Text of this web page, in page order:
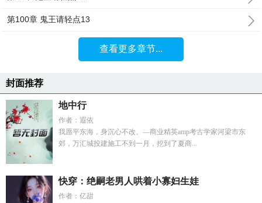
第100章 鬼王请轻点13
查看更多章节...
封面推荐
地中行
作者：遐依
我愿平东海，身沉心不改。—商业精英amp考古学家河梁市东
郊，万汇城投建施工不到一月，挖到了夏商...
快穿：绝嗣老男人哄着小寡妇生娃
作者：亿甜